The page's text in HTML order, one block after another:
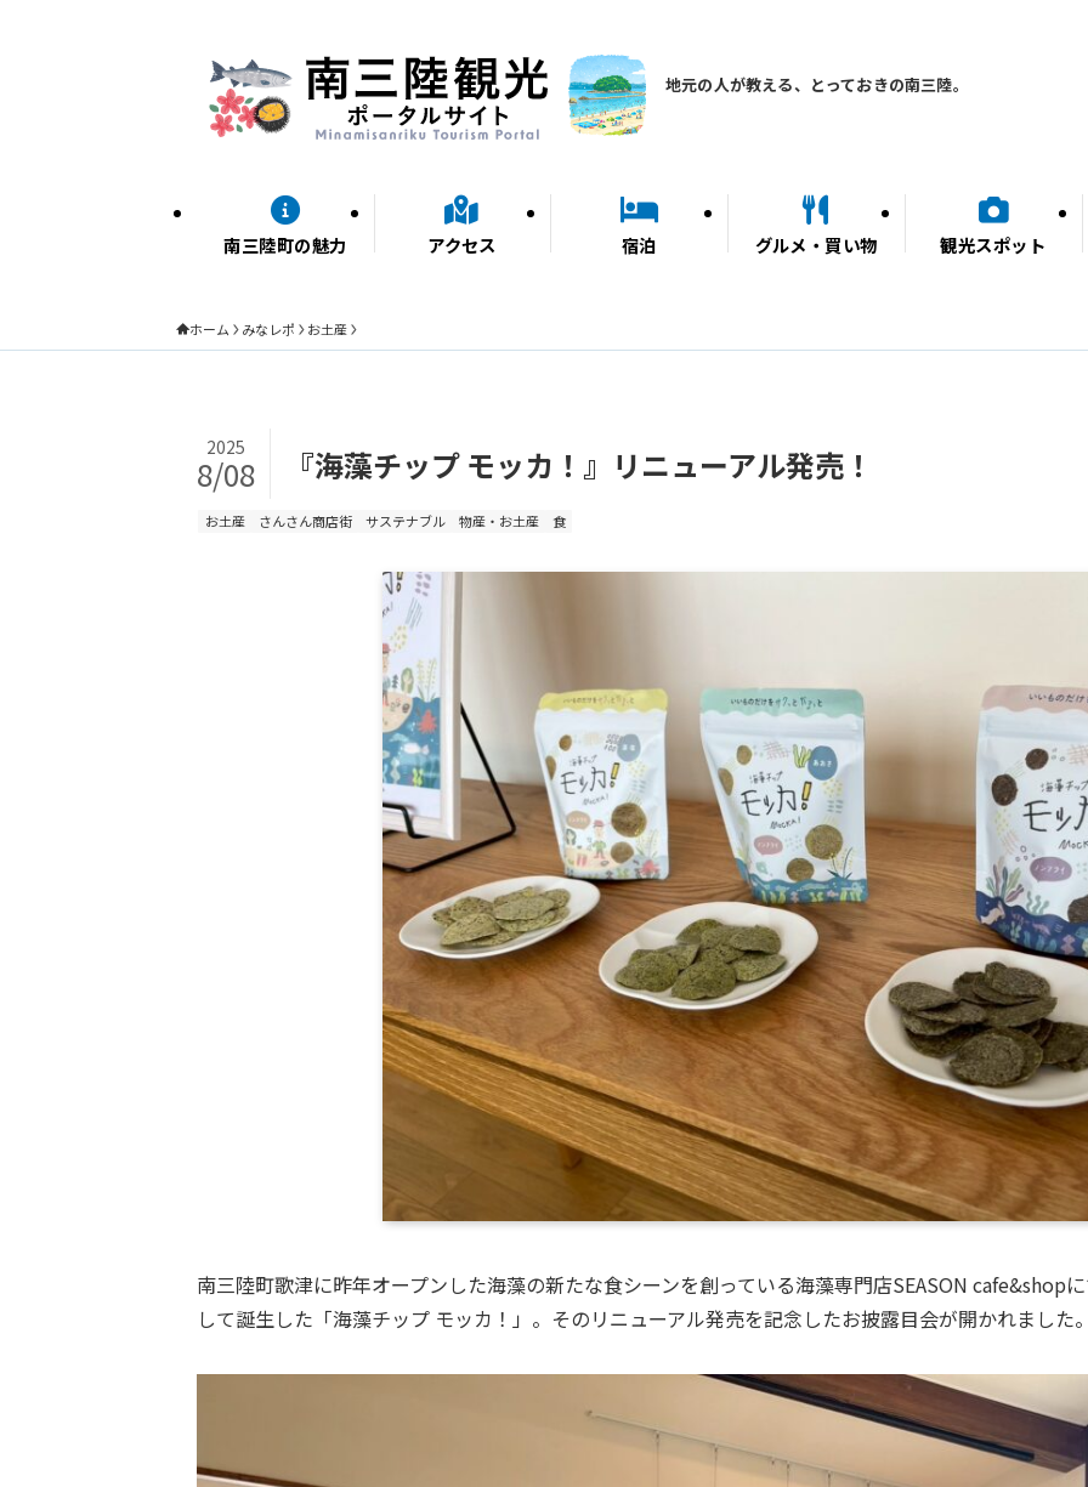
地元の人が教える、とっておきの南三陸。
南三陸町の魅力 アクセス 宿泊 グルメ・買い物 観光スポット
ホーム みなレポ お土産
『海藻チップ モッカ！』リニューアル発売！
2025
8/08
お土産 さんさん商店街 サステナブル 物産・お土産 食
南三陸町歌津に昨年オープンした海藻の新たな食シーンを創っている海藻専門店SEASON cafe&shop
して誕生した「海藻チップ モッカ！」。そのリニューアル発売を記念したお披露目会が開かれました